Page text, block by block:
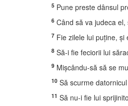
5 Pune preste dânsul
6 Când să va judeca
7 Fie zilele lui puţine, şi
8 Să-i fie feciorii lui
9 Mişcându-să să se
10 Să scurme
11 Să nu-i fie lui